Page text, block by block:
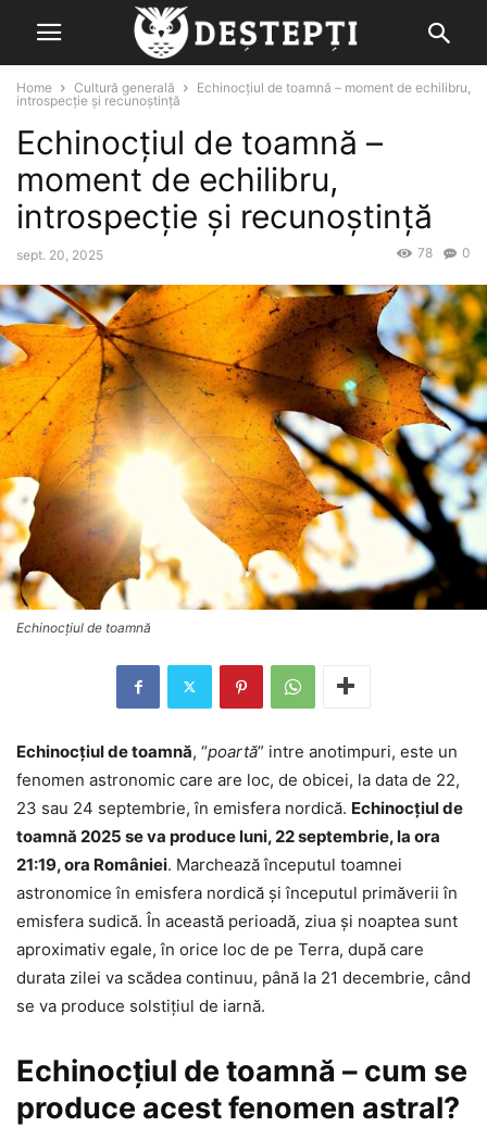
Home Cultură generală
Echinocţiul de toamnă – moment de echilibru,
introspecţie şi recunoştinţă
Echinocţiul de toamnă –
moment de echilibru,
introspecţie şi recunoştinţă
sept. 20, 2025 0
78
Echinocţiul de toamnă
Echinocţiul de toamnă, “poartă” intre anotimpuri, este un
fenomen astronomic care are loc, de obicei, la data de 22,
23 sau 24 septembrie, în emisfera nordică. Echinocţiul de
toamnă 2025 se va produce luni, 22 septembrie, la ora
21:19, ora României. Marchează începutul toamnei
astronomice în emisfera nordică și începutul primăverii în
emisfera sudică. În această perioadă, ziua şi noaptea sunt
aproximativ egale, în orice loc de pe Terra, după care
durata zilei va scădea continuu, până la 21 decembrie, când
se va produce solstiţiul de iarnă.
Echinocţiul de toamnă – cum se
produce acest fenomen astral?